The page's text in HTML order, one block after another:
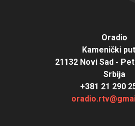
Oradio
Kamenički
21132 Novi Sad -
Srbija
+381 21 290